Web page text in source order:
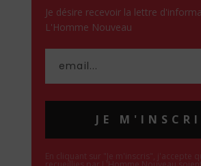
Je désire recevoir la lettre
L'Homme Nouveau
JE
En cliquant sur "Je m'inscris", j'accepte